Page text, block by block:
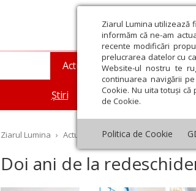
Ziarul Lumina utilizează
informăm că ne-am
recente modificări
prelucrarea datelor cu
Website-ul nostru te
continuarea navigării
Cookie. Nu uita totuși
de Cookie.
Politica de Cookie
Actualitate religioasă
Știri Mesaje și cuvântări
Ziarul Lumina › Actualitate religioasă › Știri › Doi
Doi ani de la